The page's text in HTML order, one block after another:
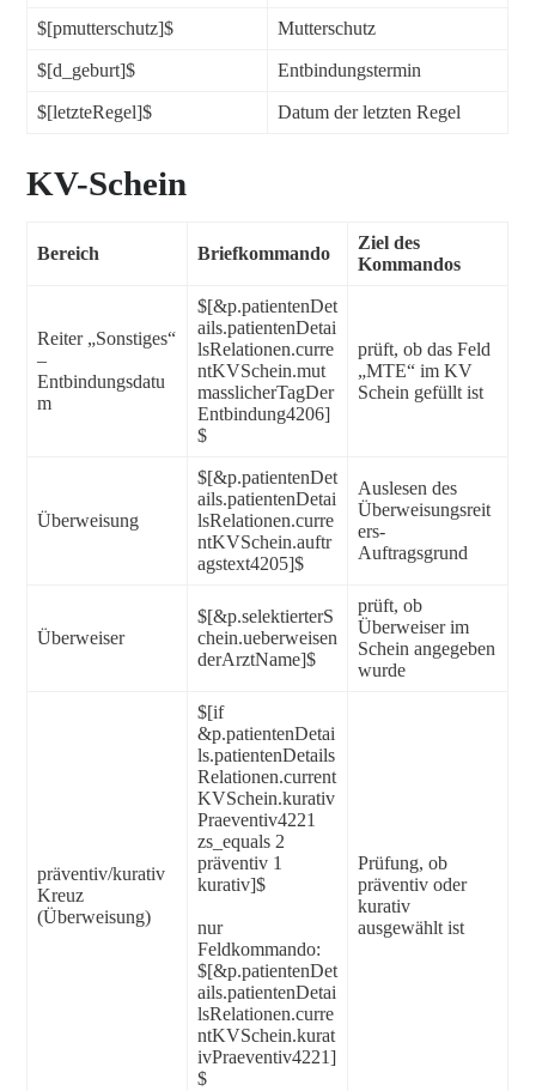
$[pmutterschutz]$ Mutterschutz
$[d_geburt]$ Entbindungstermin
$[letzteRegel]$ Datum der letzten Regel
KV-Schein
Bereich Briefkommando
Ziel des
Kommandos
Reiter „Sonstiges“
–
Entbindungsdatu
m
$[&p.patientenDet
ails.patientenDetai
lsRelationen.curre
ntKVSchein.mut
masslicherTagDer
Entbindung4206]
$
prüft, ob das Feld
„MTE“ im KV
Schein gefüllt ist
Überweisung
$[&p.patientenDet
ails.patientenDetai
lsRelationen.curre
ntKVSchein.auftr
agstext4205]$
Auslesen des
Überweisungsreit
ers-
Auftragsgrund
Überweiser
$[&p.selektierterS
chein.ueberweisen
derArztName]$
prüft, ob
Überweiser im
Schein angegeben
wurde
präventiv/kurativ
Kreuz
(Überweisung)
$[if
&p.patientenDetai
ls.patientenDetails
Relationen.current
KVSchein.kurativ
Praeventiv4221
zs_equals 2
präventiv 1
kurativ]$
nur
Feldkommando:
$[&p.patientenDet
ails.patientenDetai
lsRelationen.curre
ntKVSchein.kurat
ivPraeventiv4221]
$
Prüfung, ob
präventiv oder
kurativ
ausgewählt ist